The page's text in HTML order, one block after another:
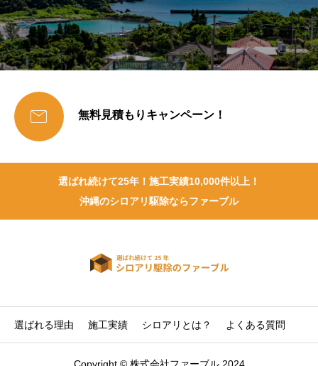
 無料見積もりキャンペーン！
選ばれ続けて25年！施工実績10,000件以上！
沖縄のシロアリ駆除ならファーブル
選ばれる理由 施工実績 シロアリとは？ よくある質問